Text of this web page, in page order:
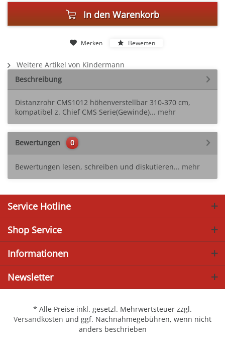
In den Warenkorb
Merken Bewerten
Weitere Artikel von Kindermann
Beschreibung
Distanzrohr CMS1012 höhenverstellbar 310-370 cm,
kompatibel z. Chief CMS Serie(Gewinde)... mehr
Bewertungen 0
Bewertungen lesen, schreiben und diskutieren... mehr
Service Hotline
Shop Service
Informationen
Newsletter
* Alle Preise inkl. gesetzl. Mehrwertsteuer zzgl.
Versandkosten und ggf. Nachnahmegebühren, wenn nicht
anders beschrieben